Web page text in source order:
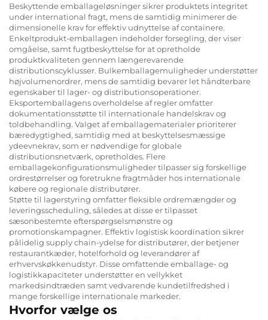
Beskyttende emballageløsninger sikrer produktets integritet
under international fragt, mens de samtidig minimerer de
dimensionelle krav for effektiv udnyttelse af containere.
Enkeltprodukt-emballagen indeholder forsegling, der viser
omgåelse, samt fugtbeskyttelse for at opretholde
produktkvaliteten gennem længerevarende
distributionscyklusser. Bulkemballagemuligheder understøtter
højvolumenordrer, mens de samtidig bevarer let håndterbare
egenskaber til lager- og distributionsoperationer.
Eksportemballagens overholdelse af regler omfatter
dokumentationsstøtte til internationale handelskrav og
toldbehandling. Valget af emballagematerialer prioriterer
bæredygtighed, samtidig med at beskyttelsesmæssige
ydeevnekrav, som er nødvendige for globale
distributionsnetværk, opretholdes. Flere
emballagekonfigurationsmuligheder tilpasser sig forskellige
ordrestørrelser og foretrukne fragtmåder hos internationale
købere og regionale distributører.
Støtte til lagerstyring omfatter fleksible ordremængder og
leveringsscheduling, således at disse er tilpasset
sæsonbestemte efterspørgselsmønstre og
promotionskampagner. Effektiv logistisk koordination sikrer
pålidelig supply chain-ydelse for distributører, der betjener
restaurantkæder, hotelforhold og leverandører af
erhvervskøkkenudstyr. Disse omfattende emballage- og
logistikkapaciteter understøtter en vellykket
markedsindtræden samt vedvarende kundetilfredshed i
mange forskellige internationale markeder.
Hvorfor vælge os